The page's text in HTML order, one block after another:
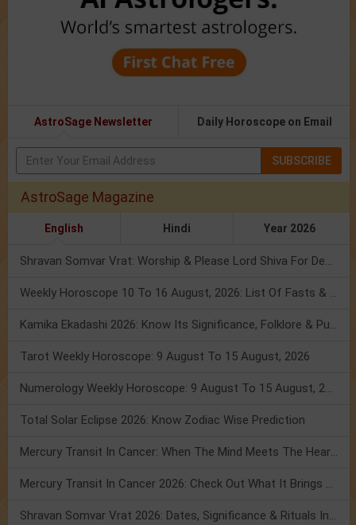
AstroSage Newsletter Daily Horoscope on Email
SUBSCRIBE
AstroSage Magazine
English Hindi Year 2026
Shravan Somvar Vrat: Worship & Please Lord Shiva For Desired Groom!
Weekly Horoscope 10 To 16 August, 2026: List Of Fasts & Festivals
Kamika Ekadashi 2026: Know Its Significance, Folklore & Puja Rituals
Tarot Weekly Horoscope: 9 August To 15 August, 2026
Numerology Weekly Horoscope: 9 August To 15 August, 2026
Total Solar Eclipse 2026: Know Zodiac Wise Prediction
Mercury Transit In Cancer: When The Mind Meets The Heart!
Mercury Transit In Cancer 2026: Check Out What It Brings For You
Shravan Somvar Vrat 2026: Dates, Significance & Rituals In August